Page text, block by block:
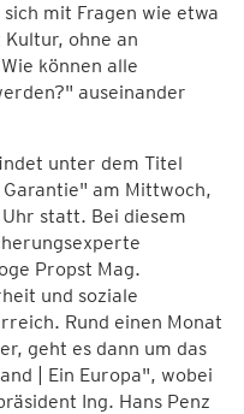
mit Fragen wie etwa
ohne an
können alle
auseinander
unter dem Titel
Garantie" am Mittwoch,
statt. Bei diesem
Propst Mag.
und soziale
Rund einen Monat
geht es dann um das
| Ein Europa", wobei
Ing. Hans Penz